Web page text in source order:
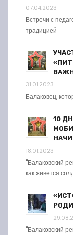
07.04.2023
Встречи с
традицией
31.01.2023
Балаковец,
10
18.01.2023
"Балаковский
как живется
"Балаковский